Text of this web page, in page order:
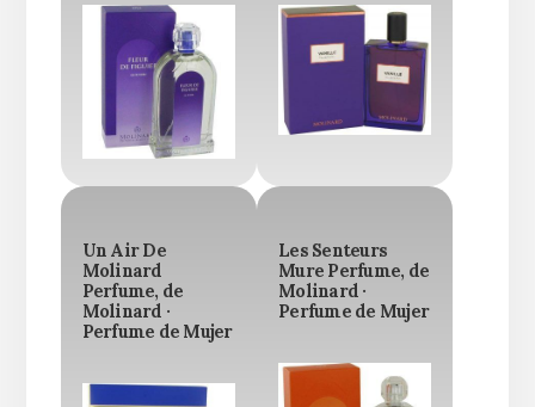
Un Air De
Molinard
Perfume, de
Molinard ·
Perfume de Mujer
Les Senteurs
Mure Perfume, de
Molinard ·
Perfume de Mujer